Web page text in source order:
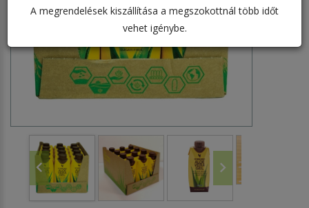
A megrendelések kiszállítása a megszokottnál több időt
vehet igénybe.